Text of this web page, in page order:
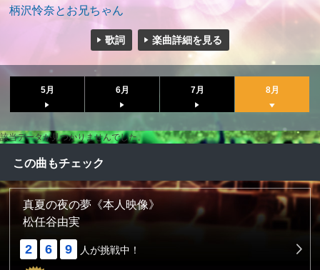
柄沢怜奈とお兄ちゃん
歌詞 楽曲詳細を見る
5月 6月 7月 8月
該当データが見つかりませんでした。
この曲もチェック
真夏の夜の夢《本人映像》
松任谷由実
2 6 9 人が挑戦中！